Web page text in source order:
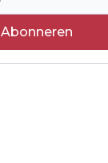
Abonneren